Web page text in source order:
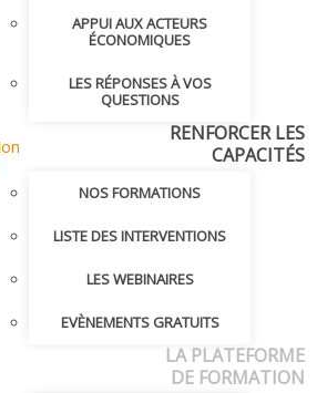
APPUI AUX ACTEURS
ÉCONOMIQUES
LES RÉPONSES À VOS
QUESTIONS
RENFORCER LES
CAPACITÉS
NOS FORMATIONS
LISTE DES INTERVENTIONS
LES WEBINAIRES
EVÈNEMENTS GRATUITS
LA PLATEFORME
DE FORMATION